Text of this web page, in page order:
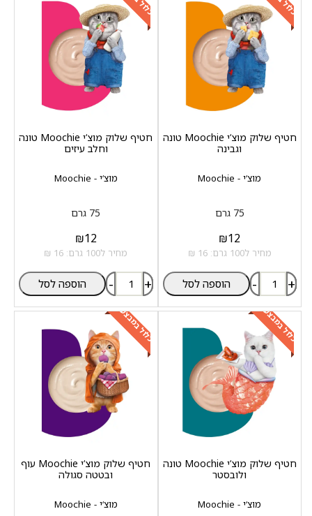
מוצ‘י - Moochie
חטיף שלוק מוצ‘י Moochie טונה
וגבינה
75 גרם
₪12
מחיר ל100 גרם: 16 ₪
- + הוספה לסל
מוצ‘י - Moochie
חטיף שלוק מוצ‘י Moochie טונה
וחלב עיזים
75 גרם
₪12
מחיר ל100 גרם: 16 ₪
- + הוספה לסל
כלול במבצע
מוצ‘י - Moochie
חטיף שלוק מוצ‘י Moochie טונה
ולובסטר
כלול במבצע
מוצ‘י - Moochie
חטיף שלוק מוצ‘י Moochie עוף
ובטטה סגולה